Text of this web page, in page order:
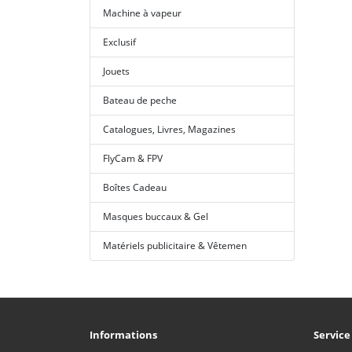
Machine à vapeur
Exclusif
Jouets
Bateau de peche
Catalogues, Livres, Magazines
FlyCam & FPV
Boîtes Cadeau
Masques buccaux & Gel
Matériels publicitaire & Vêtemen
Informations